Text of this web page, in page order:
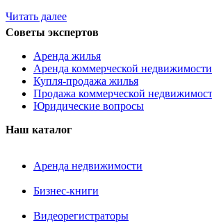
Читать далее
Советы экспертов
Аренда жилья
Аренда коммерческой недвижимости
Купля-продажа жилья
Продажа коммерческой
Юридические вопросы
Наш каталог
Аренда недвижимости
Бизнес-книги
Видеорегистраторы